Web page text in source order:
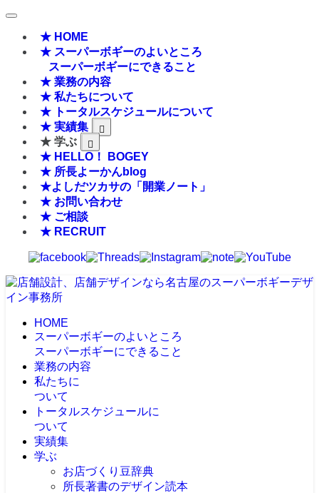
★ HOME
★ スーパーボギーのよいところ
スーパーボギーにできること
★ 業務の内容
★ 私たちについて
★ トータルスケジュールについて
★ 実績集
★ 学ぶ
★ HELLO！ BOGEY
★ 所長よーかんblog
★よしだツカサの「開業ノート」
★ お問い合わせ
★ ご相談
★ RECRUIT
HOME
スーパーボギーのよいところ
スーパーボギーにできること
業務の内容
私たちに
ついて
トータルスケジュールに
ついて
実績集
学ぶ
お店づくり豆辞典
所長著書のデザイン読本